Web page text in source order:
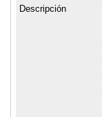
Descripción